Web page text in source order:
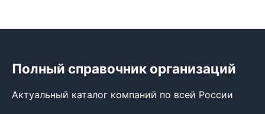
Полный справочник организаций
Актуальный каталог компаний по всей России